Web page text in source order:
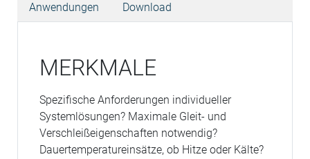
Anwendungen Download
MERKMALE
Spezifische Anforderungen individueller
Systemlösungen? Maximale Gleit- und
Verschleißeigenschaften notwendig?
Dauertemperatureinsätze, ob Hitze oder Kälte?